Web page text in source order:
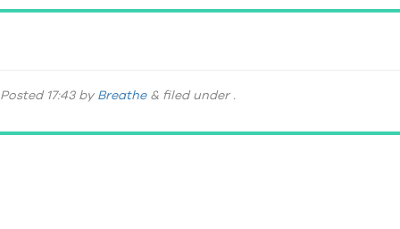
Posted 17:43by Breathe & filed under .